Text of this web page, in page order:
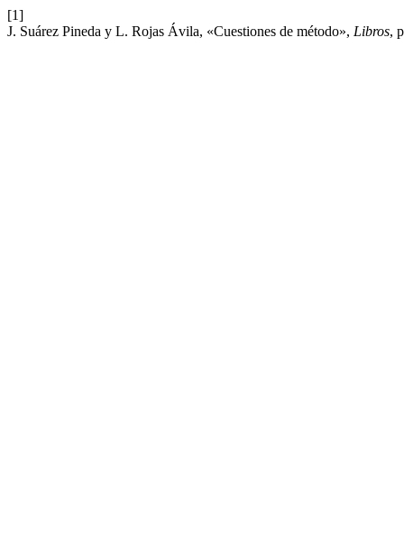
[1]
J. Suárez Pineda y L. Rojas Ávila, «Cuestiones de método», Libros,